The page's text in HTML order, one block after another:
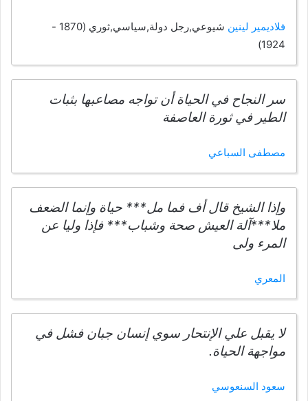
فلاديمير لينين
شيوعي,رجل دولة,سياسي,ثوري (1870 -
1924)
سر النجاح في الحياة أن تواجه مصاعبها بثبات
الطير في ثورة العاصفة
مصطفى السباعي
وإذا الشيخ قال أف فما مل*** حياة وإنما الضعف
ملا***آلة العيش صحة وشباب*** فإذا وليا عن
المرء ولى
المعري
لا يقبل علي الإنتحار سوي إنسان جبان فشل في
مواجهة الحياة.
سعود السنعوسي